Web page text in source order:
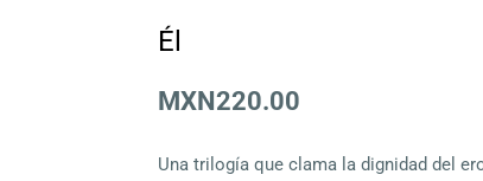
Él
MXN220.00
Una trilogía que clama la dignidad del